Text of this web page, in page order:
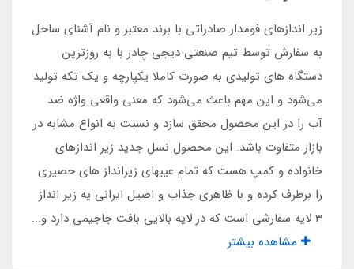
دارد
دارد
طرح محصول
جاجیم
زیر اندازهای فومدار صادراتی با برند معتبر و نام آشنای ساحل
به سفارش توسط تیم صنعتی دیجی چادر با به روزترین
دستگاه های تولیدی به صورت کاملا یکپارچه و یک تکه تولید
می‌شود و این مهم باعث می‌شود که معنی واقعی واژه ضد
آب را در این محصول محقق سازد و نسبت به انواع مشابه در
بازار متفاوت باشد. این محصول نسل جدید زیر اندازهای
خانواده و کمپ هست که تمام عیبهای زیرانداز های حصیری
را برطرف کرده و با ظاهری جذاب و اصیل ایرانی یه زیر انداز
3 لایه سفارشی است که در لایه بالایی بافت جاجیمی دارد و...
مشاهده بیشتر